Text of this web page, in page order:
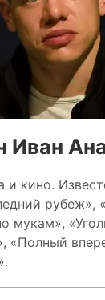
Иван
и кино.
рубеж»,
мукам»,
«Полный